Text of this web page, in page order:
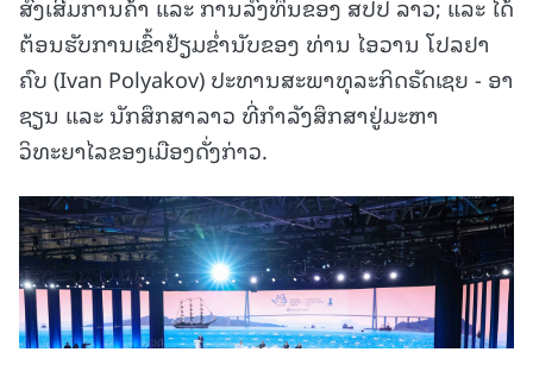
ສົ່ງເສີມການຄ້າ ແລະ ການລົງທຶນຂອງ ສປປ ລາວ; ແລະ ໄດ້
ຕ້ອນຮັບການເຂົ້າຢ້ຽມຂໍ່ານັບຂອງ ທ່ານ ໄອວານ ໂປລຢາ
ຄົບ (Ivan Polyakov) ປະທານສະພາທຸລະກິດຣັດເຊຍ - ອາ
ຊຽນ ແລະ ນັກສຶກສາລາວ ທີ່ກຳລັງສຶກສາຢູ່ມະຫາ
ວິທະຍາໄລຂອງເມືອງດັ່ງກ່າວ.